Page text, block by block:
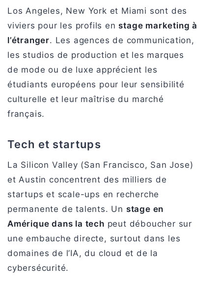
Los Angeles, New York et Miami sont des
viviers pour les profils enstage marketing à
l’étranger. Les agences de communication,
les studios de production et les marques
de mode ou de luxe apprécient les
étudiants européens pour leur sensibilité
culturelle et leur maîtrise du marché
français.
Tech et startups
La Silicon Valley (San Francisco, San Jose)
et Austin concentrent des milliers de
startups et scale-ups en recherche
permanente de talents. Un stage en
Amérique dans la tech peut déboucher sur
une embauche directe, surtout dans les
domaines de l’IA, du cloud et de la
cybersécurité.